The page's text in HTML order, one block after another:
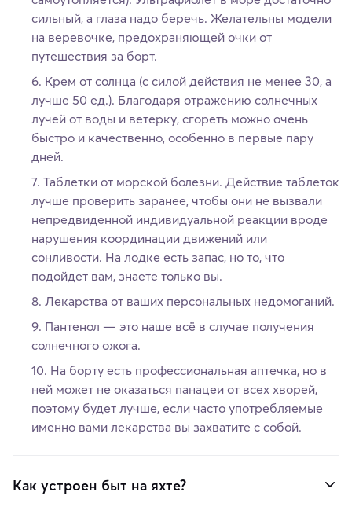
сильный, а глаза надо беречь. Желательны модели
на веревочке, предохраняющей очки от
путешествия за борт.
Крем от солнца (с силой действия не менее 30, а
лучше 50 ед.). Благодаря отражению солнечных
лучей от воды и ветерку, сгореть можно очень
быстро и качественно, особенно в первые пару
дней.
Таблетки от морской болезни. Действие таблеток
лучше проверить заранее, чтобы они не вызвали
непредвиденной индивидуальной реакции вроде
нарушения координации движений или
сонливости. На лодке есть запас, но то, что
подойдет вам, знаете только вы.
Лекарства от ваших персональных недомоганий.
Пантенол — это наше всё в случае получения
солнечного ожога.
На борту есть профессиональная аптечка, но в
ней может не оказаться панацеи от всех хворей,
поэтому будет лучше, если часто употребляемые
именно вами лекарства вы захватите с собой.
Как устроен быт на яхте?